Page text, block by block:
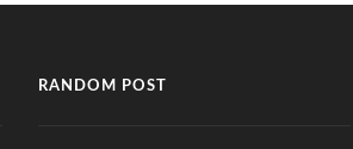
RANDOM POST